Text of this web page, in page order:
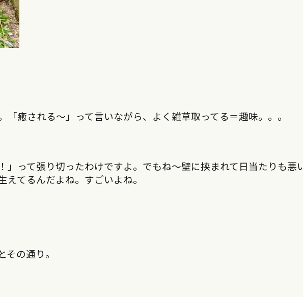
「癒される～」って言いながら、よく雑草取ってる＝趣味。。。
」って張り切ったわけですよ。でもね～壁に挟まれて日当たりも悪
てるんだよね。すごいよね。
の通り。